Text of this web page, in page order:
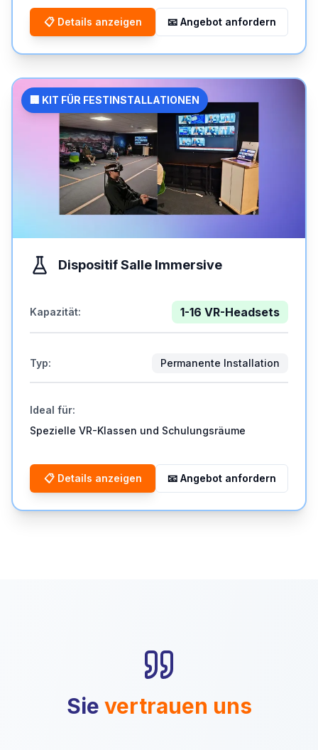
📋 Details anzeigen 📧 Angebot anfordern
🏢 KIT FÜR FESTINSTALLATIONEN
Dispositif Salle Immersive
Kapazität: 1-16 VR-Headsets
Typ: Permanente Installation
Ideal für:
Spezielle VR-Klassen und Schulungsräume
📋 Details anzeigen 📧 Angebot anfordern
Sie vertrauen uns